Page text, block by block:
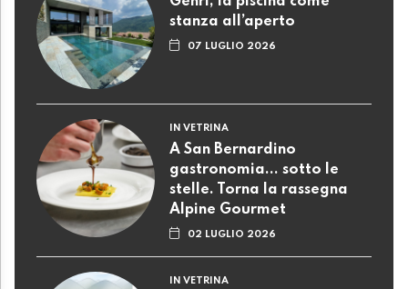
stanza all’aperto
07 LUGLIO 2026
IN VETRINA
A San Bernardino
gastronomia... sotto le
stelle. Torna la rassegna
Alpine Gourmet
02 LUGLIO 2026
IN VETRINA